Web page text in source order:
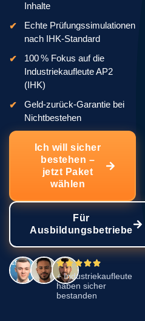
Inhalte
Echte Prüfungssimulationen
nach IHK-Standard
100 % Fokus auf die
Industriekaufleute AP2
(IHK)
Geld-zurück-Garantie bei
Nichtbestehen
Ich will sicher
bestehen –
jetzt Paket
wählen
Für
Ausbildungsbetriebe
+ Industriekaufleute
haben sicher
bestanden